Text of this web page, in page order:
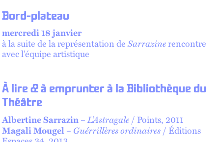
Bord-plateau
mercredi 18 janvier
à la suite de la représentation deSarrazinerencontre
avec l’équipe artistique
À lire & à emprunter à la Bibliothèque du
Théâtre
Albertine Sarrazin–L’Astragale/ Points, 2011
Magali Mougel– Guérrillères ordinaires/ Éditions